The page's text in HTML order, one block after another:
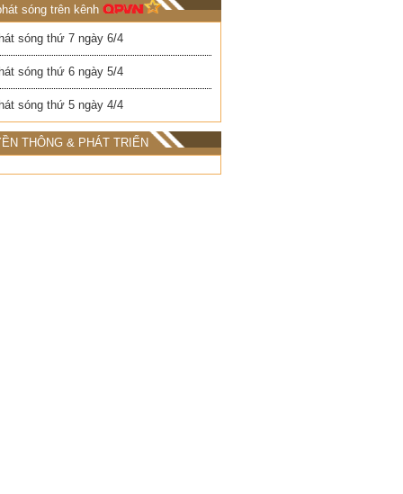
sóng trên kênh
sóng thứ 7 ngày 6/4
sóng thứ 6 ngày 5/4
sóng thứ 5 ngày 4/4
THÔNG & PHÁT TRIỂN